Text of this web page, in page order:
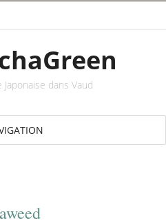
dans Vaud